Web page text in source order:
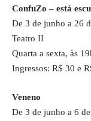
ConfuZo – está
De 3 de junho a 26
Teatro II
Quarta a sexta, às
Ingressos: R$ 30 e
Veneno
De 3 de junho a 6